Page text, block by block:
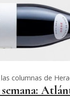
columnas de